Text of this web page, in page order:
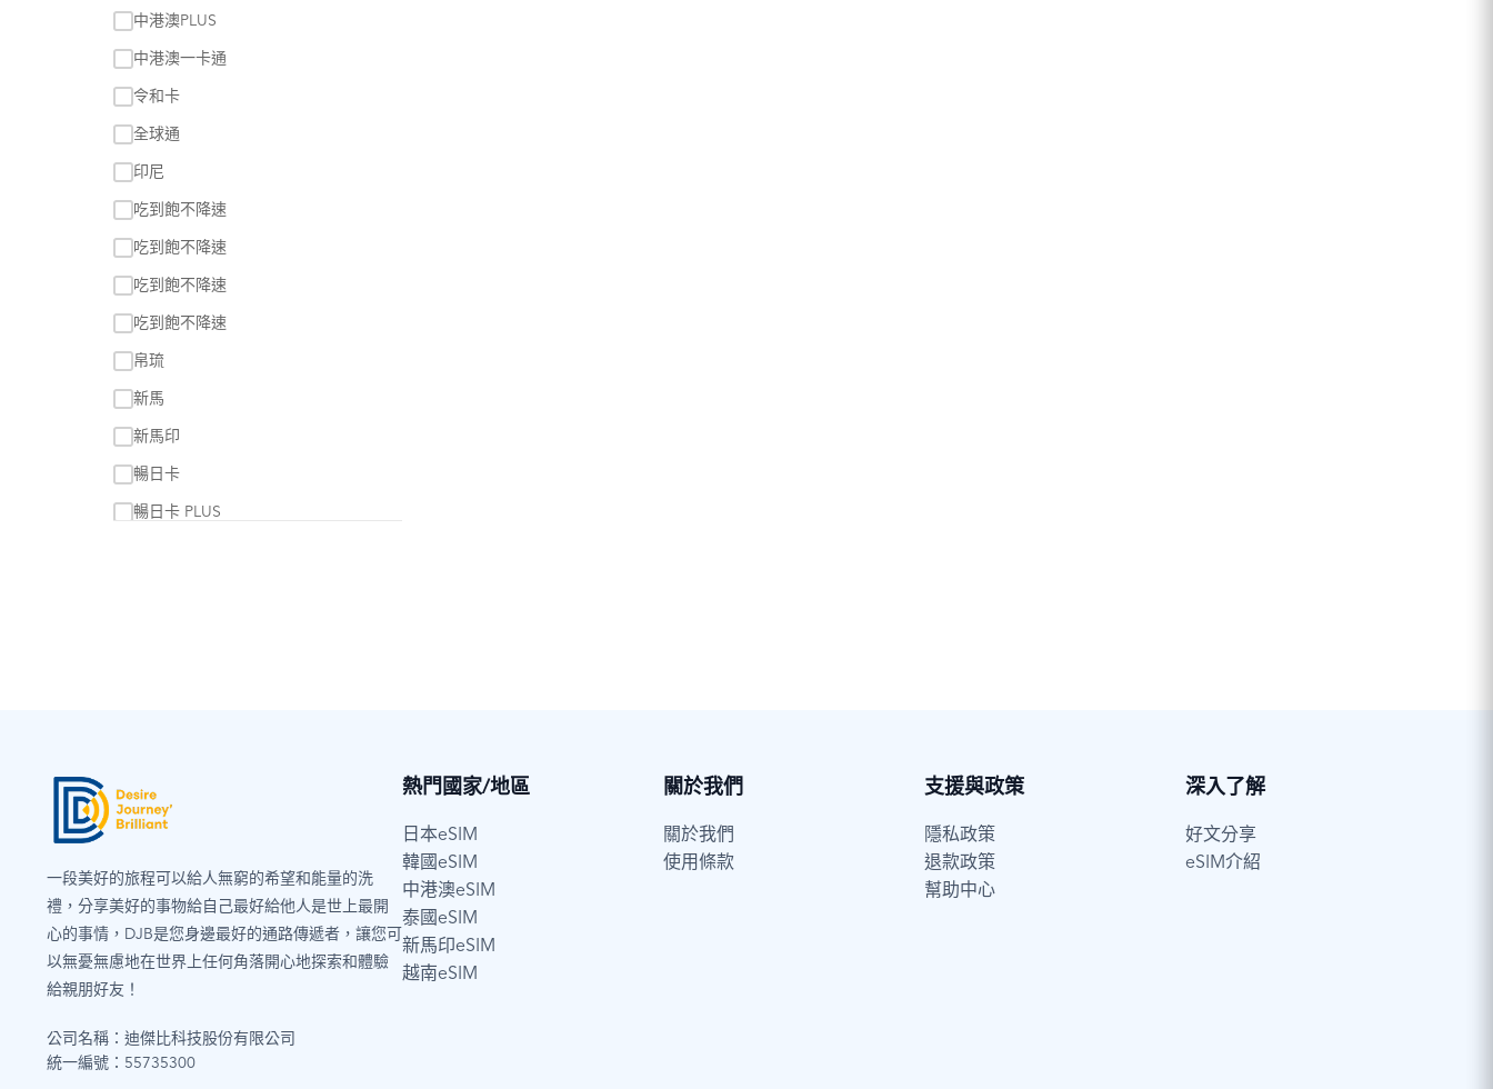
中港澳PLUS
中港澳一卡通
令和卡
全球通
印尼
吃到飽不降速
吃到飽不降速
吃到飽不降速
吃到飽不降速
帛琉
新馬
新馬印
暢日卡
暢日卡 PLUS
總量20GB量到斷網
每日500MB超過降速
每日 600MB 超過降速
港澳卡
越南卡(原生資源CP值最高)
一段美好的旅程可以給人無窮的希望和能量的洗
禮，分享美好的事物給自己最好給他人是世上最開
心的事情，DJB是您身邊最好的通路傳遞者，讓您可
以無憂無慮地在世界上任何角落開心地探索和體驗
給親朋好友！
公司名稱：迪傑比科技股份有限公司
統一編號：55735300
熱門國家/地區
日本eSIM
韓國eSIM
中港澳eSIM
泰國eSIM
新馬印eSIM
越南eSIM
關於我們
關於我們
使用條款
支援與政策
隱私政策
退款政策
幫助中心
深入了解
好文分享
eSIM介紹